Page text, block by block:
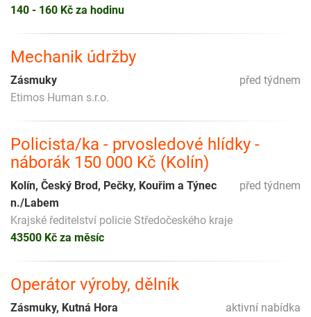
140 - 160 Kč za hodinu
Mechanik údržby
před týdnem
Zásmuky
Etimos Human s.r.o.
Policista/ka - prvosledové hlídky -
náborák 150 000 Kč (Kolín)
před týdnem
Kolín, Český Brod, Pečky, Kouřim a Týnec
n./Labem
Krajské ředitelství policie Středočeského kraje
43500 Kč za měsíc
Operátor výroby, dělník
aktivní nabídka
Zásmuky, Kutná Hora